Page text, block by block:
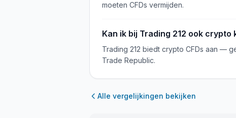
moeten CFDs vermijden.
Kan ik bij Trading 212 ook crypto
Trading 212 biedt crypto CFDs aan —
Trade Republic.
Alle vergelijkingen bekijken